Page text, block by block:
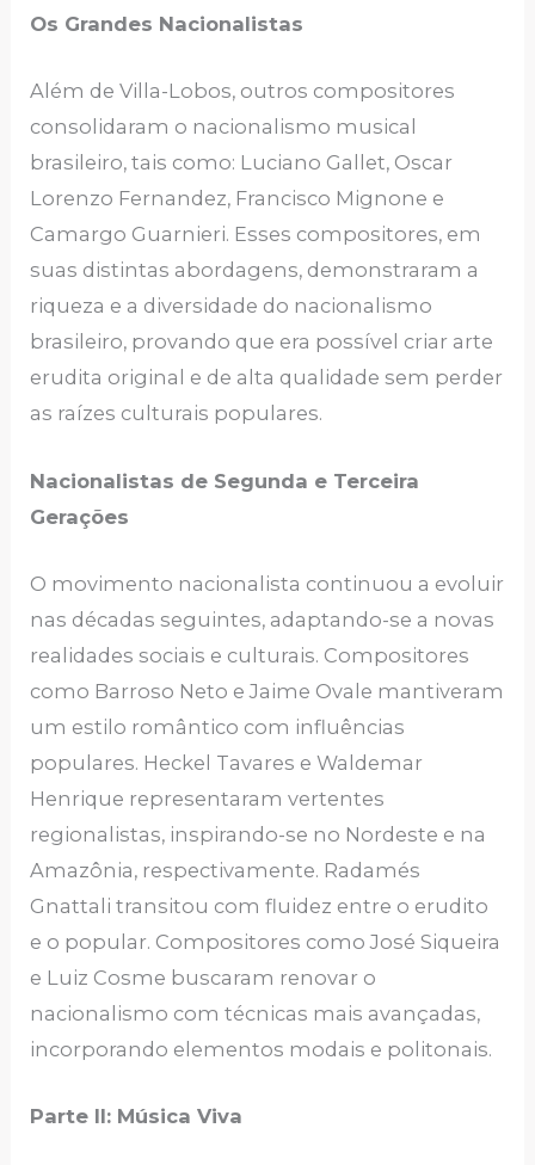
Os Grandes Nacionalistas
Além de Villa-Lobos, outros compositores
consolidaram o nacionalismo musical
brasileiro, tais como: Luciano Gallet, Oscar
Lorenzo Fernandez, Francisco Mignone e
Camargo Guarnieri. Esses compositores, em
suas distintas abordagens, demonstraram a
riqueza e a diversidade do nacionalismo
brasileiro, provando que era possível criar arte
erudita original e de alta qualidade sem perder
as raízes culturais populares.
Nacionalistas de Segunda e Terceira
Gerações
O movimento nacionalista continuou a evoluir
nas décadas seguintes, adaptando-se a novas
realidades sociais e culturais. Compositores
como Barroso Neto e Jaime Ovale mantiveram
um estilo romântico com influências
populares. Heckel Tavares e Waldemar
Henrique representaram vertentes
regionalistas, inspirando-se no Nordeste e na
Amazônia, respectivamente. Radamés
Gnattali transitou com fluidez entre o erudito
e o popular. Compositores como José Siqueira
e Luiz Cosme buscaram renovar o
nacionalismo com técnicas mais avançadas,
incorporando elementos modais e politonais.
Parte II: Música Viva